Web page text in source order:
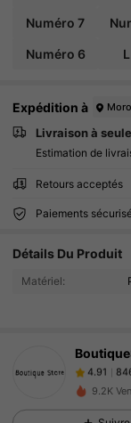
Numéro 7
Numéro 6 L
Expédition à
Livraison à
Estimation de
Retours acceptés
Paiements
Détails Du Produit
Matériel:
4.91
4.91
9.2K